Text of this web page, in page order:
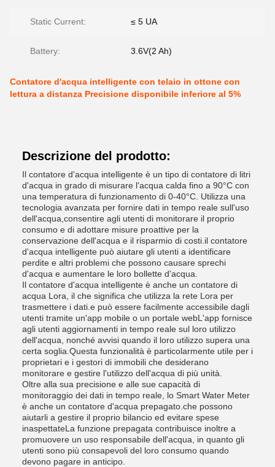
Static Current: ≤ 5 UA
Battery: 3.6V(2 Ah)
Contatore d'acqua intelligente con telaio in ottone con
lettura a distanza Precisione disponibile inferiore al 5%
Descrizione del prodotto:
Il contatore d'acqua intelligente è un tipo di contatore di litri
d'acqua in grado di misurare l'acqua calda fino a 90°C con
una temperatura di funzionamento di 0-40°C. Utilizza una
tecnologia avanzata per fornire dati in tempo reale sull'uso
dell'acqua,consentire agli utenti di monitorare il proprio
consumo e di adottare misure proattive per la
conservazione dell'acqua e il risparmio di costi.il contatore
d'acqua intelligente può aiutare gli utenti a identificare
perdite e altri problemi che possono causare sprechi
d'acqua e aumentare le loro bollette d'acqua.
Il contatore d'acqua intelligente è anche un contatore di
acqua Lora, il che significa che utilizza la rete Lora per
trasmettere i dati.e può essere facilmente accessibile dagli
utenti tramite un'app mobile o un portale webL'app fornisce
agli utenti aggiornamenti in tempo reale sul loro utilizzo
dell'acqua, nonché avvisi quando il loro utilizzo supera una
certa soglia.Questa funzionalità è particolarmente utile per i
proprietari e i gestori di immobili che desiderano
monitorare e gestire l'utilizzo dell'acqua di più unità.
Oltre alla sua precisione e alle sue capacità di
monitoraggio dei dati in tempo reale, lo Smart Water Meter
è anche un contatore d'acqua prepagato.che possono
aiutarli a gestire il proprio bilancio ed evitare spese
inaspettateLa funzione prepagata contribuisce inoltre a
promuovere un uso responsabile dell'acqua, in quanto gli
utenti sono più consapevoli del loro consumo quando
devono pagare in anticipo.